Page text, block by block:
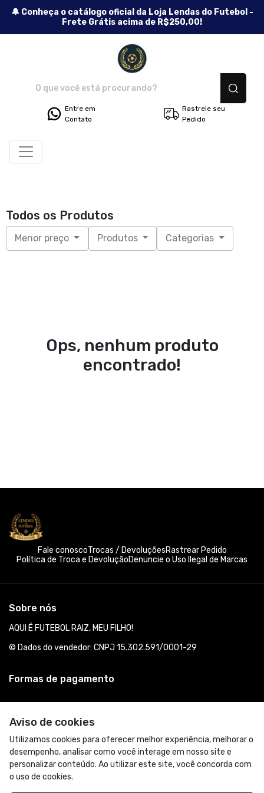
🔔 Conheça o catálogo oficial da Loja Lendas do Futebol -
Frete Grátis acima de R$250,00!
Entre em
Contato
Rastreie seu
Pedido
Todos os Produtos
Menor preço Produtos Categorias
Ops, nenhum produto
encontrado!
Aviso de cookies
Utilizamos cookies para oferecer melhor experiência, melhorar o
desempenho, analisar como você interage em nosso site e
personalizar conteúdo. Ao utilizar este site, você concorda com
o uso de cookies.
Fale conoscoTrocas / DevoluçõesRastrear Pedido
Política de Troca e DevoluçãoDenuncie o Uso Ilegal de Marcas
Sobre nós
AQUI É FUTEBOL RAIZ, MEU FILHO!
© Dados do vendedor: CNPJ 15.302.591/0001-29
Formas de pagamento